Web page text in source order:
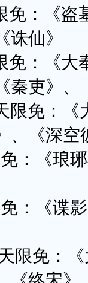
免：《
仙》
免：《
秦吏》、
限免：
、《深
：《琅
：《谍
限免：